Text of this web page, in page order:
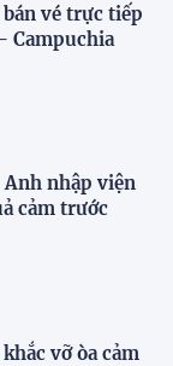
vé trực tiếp
Campuchia
nhập viện
cảm trước
vỡ òa cảm